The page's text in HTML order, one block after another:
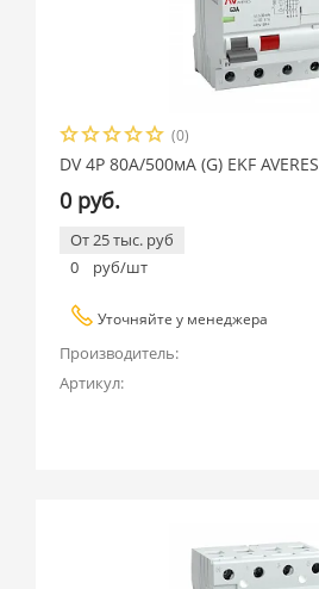
(0)
DV 4P 80А/500мА (G) EKF AVERES
0 руб.
От 25 тыс. руб
0
руб/шт
Уточняйте у менеджера
Производитель:
Артикул: